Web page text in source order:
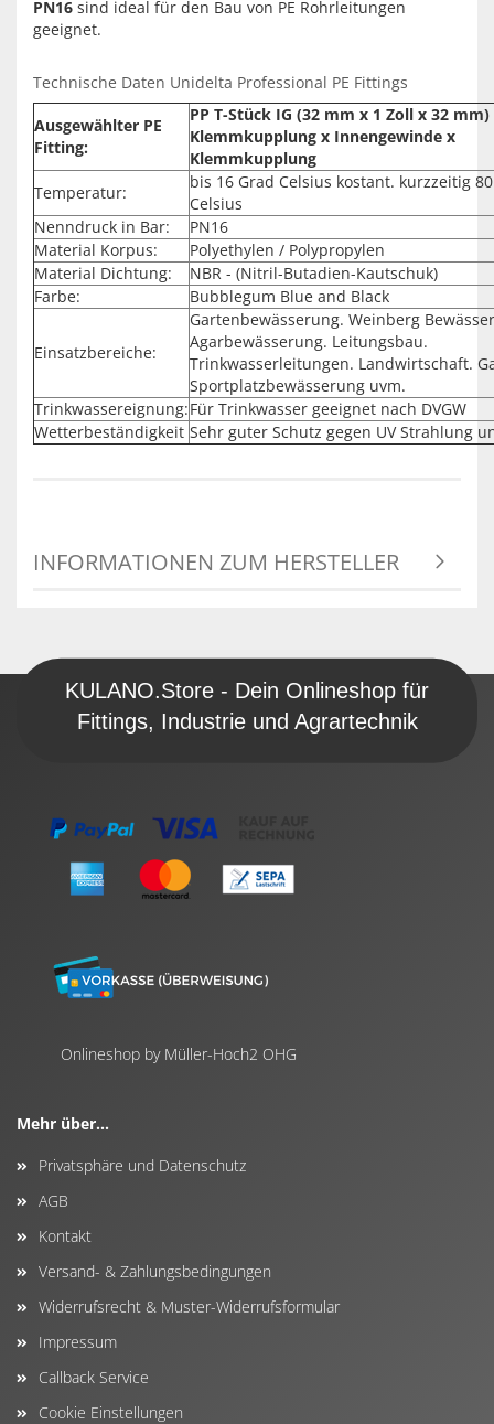
PN16 sind ideal für den Bau von PE Rohrleitungen
geeignet.
Technische Daten Unidelta Professional PE Fittings
Ausgewählter PE
Fitting:
PP T-Stück IG (32 mm x 1 Zoll x 32 mm)
Klemmkupplung x Innengewinde x
Klemmkupplung
Temperatur:
bis 16 Grad Celsius kostant. kurzzeitig
Celsius
Nenndruck in Bar:
PN16
Material Korpus:
Polyethylen / Polypropylen
Material Dichtung:
NBR - (Nitril-Butadien-Kautschuk)
Farbe:
Bubblegum Blue and Black
Einsatzbereiche:
Gartenbewässerung. Weinberg
Agarbewässerung. Leitungsbau.
Trinkwasserleitungen. Landwirtschaft.
Sportplatzbewässerung uvm.
Trinkwassereignung:Für Trinkwasser geeignet nach DVGW
Wetterbeständigkeit Sehr guter Schutz gegen UV Strahlung
INFORMATIONEN ZUM HERSTELLER
KULANO.Store - Dein Onlineshop für
Fittings, Industrie und Agrartechnik
Onlineshop by Müller-Hoch2 OHG
Mehr über...
Privatsphäre und Datenschutz
AGB
Kontakt
Versand- & Zahlungsbedingungen
Widerrufsrecht & Muster-Widerrufsformular
Impressum
Callback Service
Cookie Einstellungen